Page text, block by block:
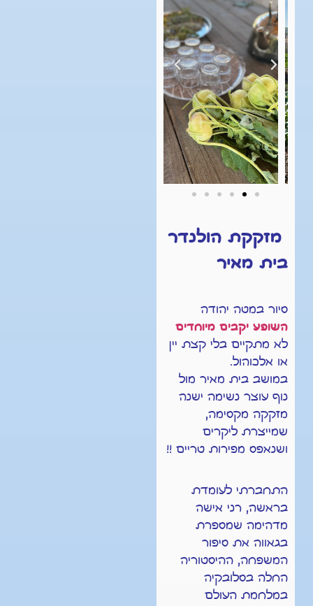
מזקקת הולנדר
בית מאיר
סיור במטה יהודה
השופע יקבים מיוחדים
לא מתקיים בלי קצת יין
או אלכוהול.
במושב בית מאיר מול
נוף עוצר נשימה ישנה
מזקקה מקסימה,
שמייצרת ליקרים
ושנאפס מפירות טריים !!
התחברתי לעומדת
בראשה, רני אישה
מדהימה שמספרת
בגאווה את סיפור
המשפחה, ההיסטוריה
החלה בסלובקיה
במלחמת העולם